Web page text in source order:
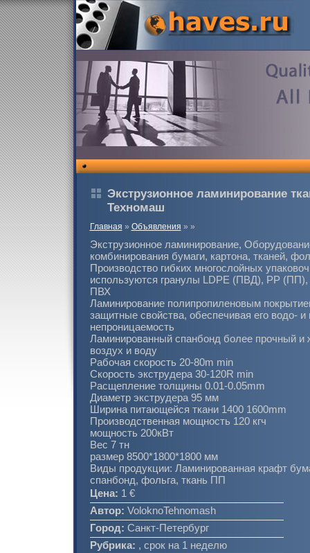
Экструзионное ламинирование
Техномаш
Главная » Объявления » »
Экструзионное ламинирование,
комбинирования бумаги, картона, тканей,
Производство гибких многослойных
используются гранулы LDPE (ПВД), PP
ПВХ
Ламинирование полипропиленовым
защитные свойства, обеспечивая его водо- и
непроницаемость
Ламинированный спанбонд более прочный и
воздух и воду
Рабочая скорость 20-80m min
Скорость экструдера 30-120R min
Расщепление толщины 0.01-0.05mm
Диаметр экструдера 95 мм
Ширина питающейся ткани 1400 1600mm
Производственная мощность 120 кгч
мощность 200кВт
Вес 7 тн
размер 8500*1800*1800 мм
Виды продукции: Ламинированная крафт
спанбонд, фольга, ткань ПП
Цена: 1 €
Автор: VoloknoTehnomash
Город: Санкт-Петербург
Рубрика: , срок на 1 неделю